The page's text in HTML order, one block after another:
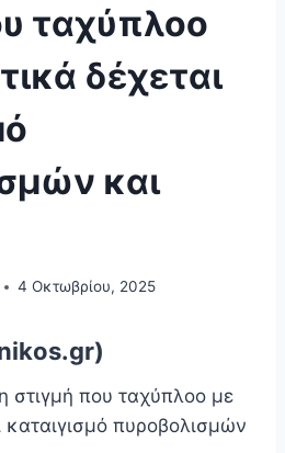
ταχύπλοο
δέχεται
και
4 Οκτωβρίου, 2025
στιγμή που ταχύπλοο με
καταιγισμό πυροβολισμών